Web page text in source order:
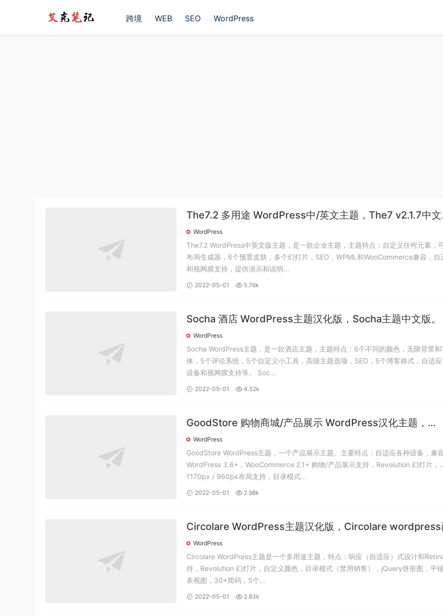
跨境 WEB SEO WordPress
The7.2 多用途 WordPress中/英文主题，The7 v2.1.7中文
版。
WordPress
The7.2 WordPress中英文版主题，是一款企业主题，主题特点：自定义任何元素，
布局生成器，6个预置皮肤，多个幻灯片，SEO，WPML和WooCommerce兼容，自
和视网膜支持，提供演示和说明...
2022-05-01 5.76k
Socha 酒店 WordPress主题汉化版，Socha主题中文版。
WordPress
Socha WordPress主题，是一款酒店主题，主题特点：6个不同的颜色，无限背景和
体，5个评论系统，5个自定义小工具，高级主题选项，SEO，5个博客格式，自适应
设备和视网膜支持等。 Soc...
2022-05-01 4.52k
GoodStore 购物商城/产品展示 WordPress汉化主题，
GoodStore主题中文版。
WordPress
GoodStore WordPress主题，一个产品展示主题。主要特点：自适应各种设备，兼
WordPress 3.6+，WooCommerce 2.1+ 购物/产品展示支持，Revolution 幻灯片，
1170px / 960px布局支持，目录模式...
2022-05-01 2.98k
Circolare WordPress主题汉化版，Circolare wordpress
主题中文版。
WordPress
Circolare WordPress主题是一个多用途主题，特点：响应（自适应）式设计和
持，Revolution 幻灯片，自定义颜色，目录模式（禁用销售），jQuery饼形图，平
表视图，30+简码，5个...
2022-05-01 2.83k